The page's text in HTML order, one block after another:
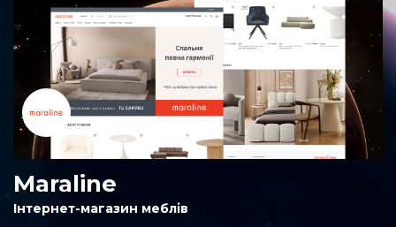
Maraline
Інтернет-магазин меблів